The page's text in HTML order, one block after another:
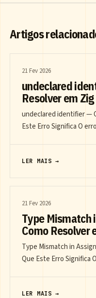
Artigos
21 Fev 2026
undeclared
Resolver em Zig
undeclared identifier —
Este Erro Significa O
LER MAIS →
21 Fev 2026
Type Mismatch
Como Resolver
Type Mismatch in
Que Este Erro Significa
LER MAIS →